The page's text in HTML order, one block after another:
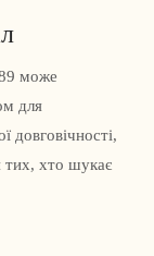
може
для
довговічності,
тих, хто шукає